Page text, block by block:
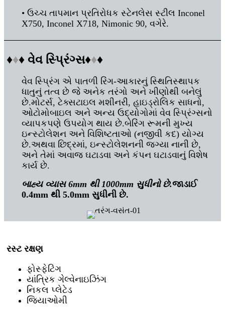
• ઉચ્ચ તાપમાન પ્રતિરોધક સ્ટેનલેસ સ્ટીલ Inconel
X750, Inconel X718, Nimonic 90, વગેરે.
♦♦♦ વેવ સ્પ્રિંગ્સ♦♦♦
વેવ સ્પ્રિંગ એ પાતળી રિંગ-આકારનું સ્થિતિસ્થાપક
ધાતુનું તત્વ છે જે અનેક તરંગો અને ખીણોથી બનેલું
છે.મોટર્સ, ટેક્સટાઇલ મશીનરી, હાઇડ્રોલિક સાધનો,
ઓટોમોબાઇલ અને અન્ય ઉદ્યોગોમાં વેવ સ્પ્રિંગ્સનો
વ્યાપકપણે ઉપયોગ થાય છે.બેરિંગ રૂમની મુખ્ય
ઇન્સ્ટોલેશન અને વિશિષ્ટતાઓ (નજીવી કદ) યોગ્ય
છે.અથવા છિદ્રમાં, ઇન્સ્ટોલેશનની જગ્યા નાની છે,
અને તેમાં અવાજ ઘટાડવા અને કંપન ઘટાડવાનું વિશેષ
કાર્ય છે.
બાહ્ય વ્યાસ 6mm થી 1000mm સુધીનો છે.જાડાઈ
0.4mm થી 5.0mm સુધીની છે.
રસ્ટ રક્ષણ
ફોસ્ફેટિંગ
યાંત્રિક ગેલ્વેનાઇઝિંગ
નિકલ પ્લેટેડ
જિયાઓમી